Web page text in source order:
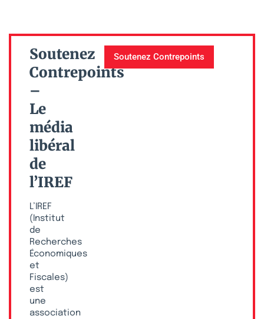
Soutenez
Contrepoints
–
Le
média
libéral
de
l’IREF
L’IREF
(Institut
de
Recherches
Économiques
et
Fiscales)
est
une
association
Soutenez Contrepoints